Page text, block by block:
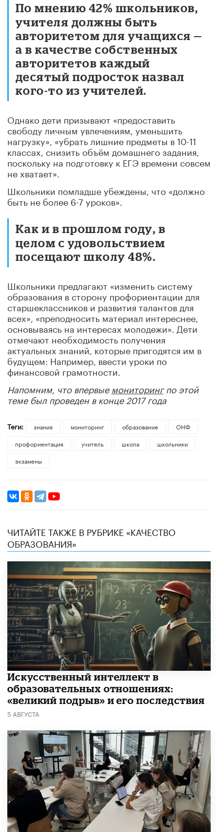
По мнению 42% школьников,
учителя должны быть
авторитетом для учащихся —
а в качестве собственных
авторитетов каждый
десятый подросток назвал
кого-то из учителей.
Однако дети призывают «предоставить
свободу личным увлечениям, уменьшить
нагрузку», «убрать лишние предметы в 10-11
классах, снизить объём домашнего задания,
поскольку на подготовку к ЕГЭ времени совсем
не хватает».
Школьники помладше убеждены, что «должно
быть не более 6-7 уроков».
Как и в прошлом году, в
целом с удовольствием
посещают школу 48%.
Школьники предлагают «изменить систему
образования в сторону профориентации для
старшеклассников и развития талантов для
всех», «преподносить материал интереснее,
основываясь на интересах молодежи». Дети
отмечают необходимость получения
актуальных знаний, которые пригодятся им в
будущем: Например, ввести уроки по
финансовой грамотности.
Напомним, что впервые мониторингпо этой
теме был проведен в конце 2017 года
Теги: знания мониторинг образование
ОНФ
профориентация
учитель школа
школьники
экзамены
ЧИТАЙТЕ ТАКЖЕ В РУБРИКЕ «КАЧЕСТВО
ОБРАЗОВАНИЯ»
​Искусственный интеллект в
образовательных отношениях:
«великий подрыв» и его последствия
5 АВГУСТА